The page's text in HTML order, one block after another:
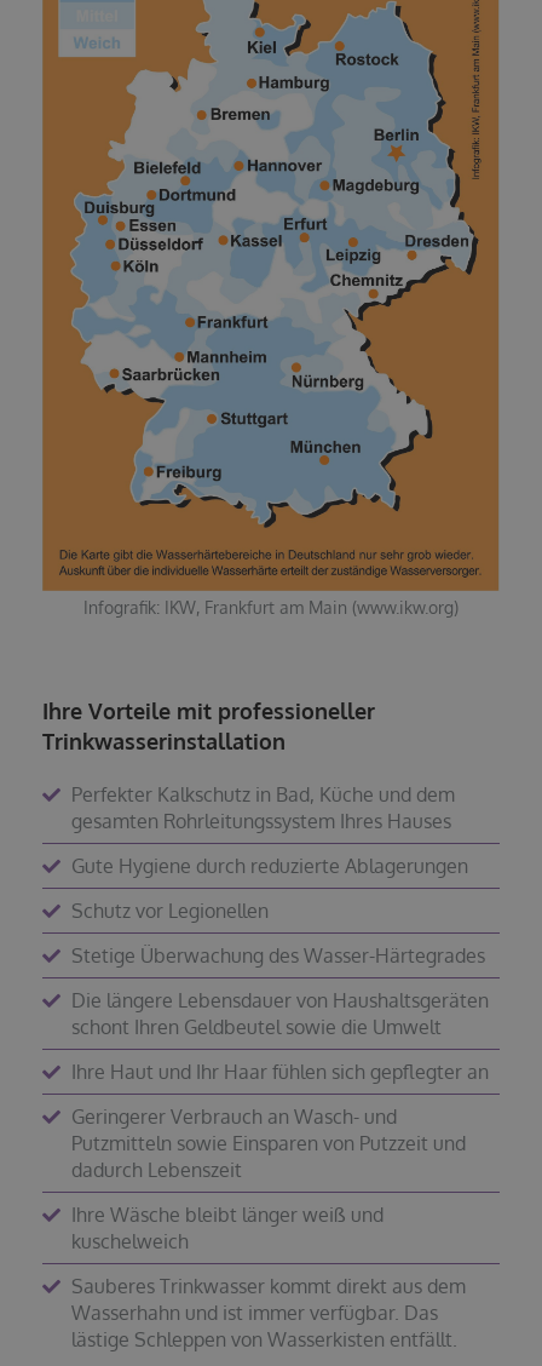
Infografik: IKW, Frankfurt am Main (www.ikw.org)
Ihre Vorteile mit professioneller
Trinkwasserinstallation
Perfekter Kalkschutz in Bad, Küche und dem
gesamten Rohrleitungssystem Ihres Hauses
Gute Hygiene durch reduzierte Ablagerungen
Schutz vor Legionellen
Stetige Überwachung des Wasser-Härtegrades
Die längere Lebensdauer von Haushaltsgeräten
schont Ihren Geldbeutel sowie die Umwelt
Ihre Haut und Ihr Haar fühlen sich gepflegter an
Geringerer Verbrauch an Wasch- und
Putzmitteln sowie Einsparen von Putzzeit und
dadurch Lebenszeit
Ihre Wäsche bleibt länger weiß und
kuschelweich
Sauberes Trinkwasser kommt direkt aus dem
Wasserhahn und ist immer verfügbar. Das
lästige Schleppen von Wasserkisten entfällt.